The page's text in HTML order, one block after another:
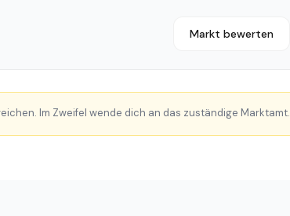
Markt bewerten
Im Zweifel wende dich an das zuständige Marktamt.